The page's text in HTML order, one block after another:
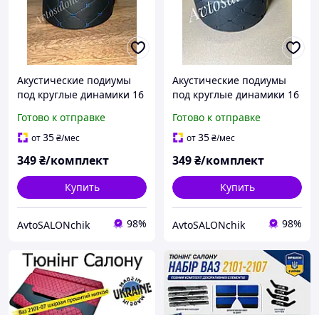
Акустические подиумы
под круглые динамики 16
динамики подиумы под
колонки РОМБ с синей
Готово к отправке
от35₴/мес
349₴/комплект
Купить
AvtoSALONchik 98%
Акустические подиумы
под круглые динамики 16
динамики подиумы под
колонки РОМБ с черной
Готово к отправке
от35₴/мес
349₴/комплект
Купить
AvtoSALONchik 98%